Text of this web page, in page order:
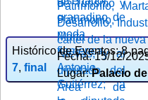
Patrimonio,
Desarrollo,
cartel de la
Fecha: 15/12/
Lugar:Palacio
Histórico de Eventos: 8
7, final